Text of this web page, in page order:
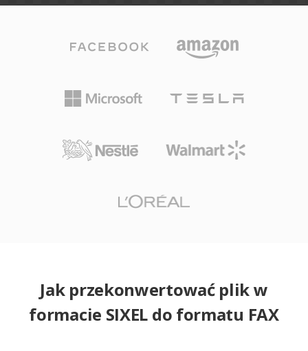
Jak przekonwertować plik w
formacie SIXEL do formatu FAX